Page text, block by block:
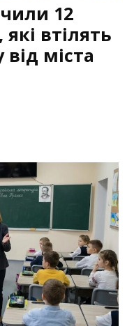
12
які втілять
міста